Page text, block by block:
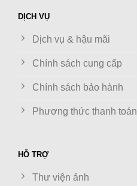
DỊCH VỤ
Dịch vụ & hậu mãi
Chính sách cung cấp
Chính sách bảo hành
Phương thức thanh toán
HỖ TRỢ
Thư viện ảnh